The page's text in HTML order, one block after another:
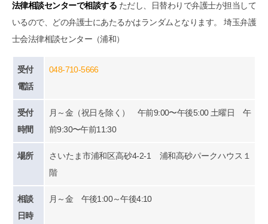
法律相談センターで相談する ただし、日替わりで弁護士が担当して
いるので、どの弁護士にあたるかはランダムとなります。 埼玉弁護
士会法律相談センター（浦和）
受付
電話
048-710-5666
受付
時間
月～金（祝日を除く） 午前9:00〜午後5:00 土曜日 午
前9:30〜午前11:30
場所
さいたま市浦和区高砂4-2-1 浦和高砂パークハウス１
階
相談
日時
月～金 午後1:00～午後4:10